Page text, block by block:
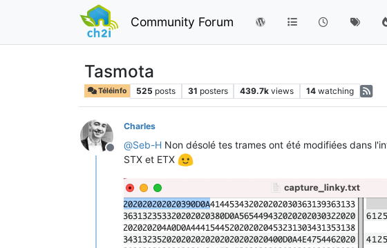
Community Forum
Tasmota
Téléinfo 525 posts 31 posters 439.7k views 14 watching
Offline
Charles
@Seb-H Non désolé tes trames ont été modifiées dans
STX et ETX